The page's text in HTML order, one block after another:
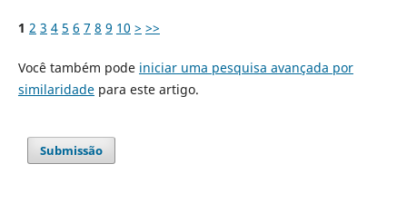
1 2 3 4 5 6 7 8 9 10 > >>
Você também pode iniciar uma pesquisa avançada por
similaridadepara este artigo.
Submissão